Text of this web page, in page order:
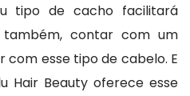
tipo de cacho facilitará
também, contar com um
com esse tipo de cabelo. E
Hair Beauty oferece esse